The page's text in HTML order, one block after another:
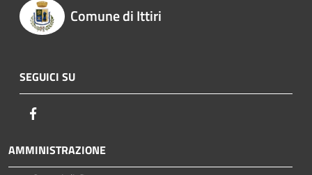
Comune di Ittiri
SEGUICI SU
AMMINISTRAZIONE